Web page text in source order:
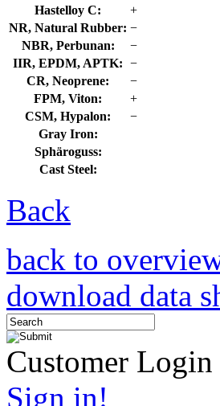
Hastelloy C:
+
NR, Natural Rubber: −
NBR, Perbunan:
−
IIR, EPDM, APTK: −
CR, Neoprene:
−
FPM, Viton:
+
CSM, Hypalon:
−
Gray Iron:
Sphäroguss:
Cast Steel:
Back
back to
download data
Customer Login
Sign in!